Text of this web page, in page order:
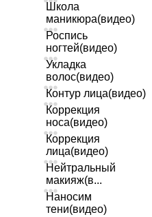
Школа
маникюра(видео)
Роспись
ногтей(видео)
Укладка
волос(видео)
Контур лица(видео)
Коррекция
носа(видео)
Коррекция
лица(видео)
Нейтральный
макияж(в...
Наносим
тени(видео)